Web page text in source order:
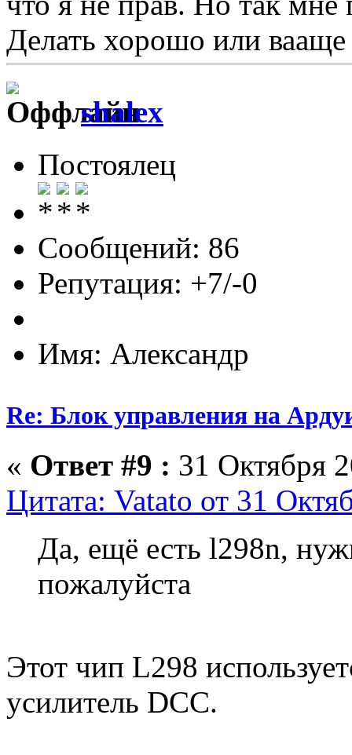
Делать хорошо или вааще
shalex
Постоялец
Сообщений: 86
Репутация: +7/-0
Имя: Александр
Re: Блок управления на
« Ответ #9 : 31 Октября
Цитата: Vatato от 31
Да, ещё есть l298n,
пожалуйста
Этот чип L298
усилитель DCC.